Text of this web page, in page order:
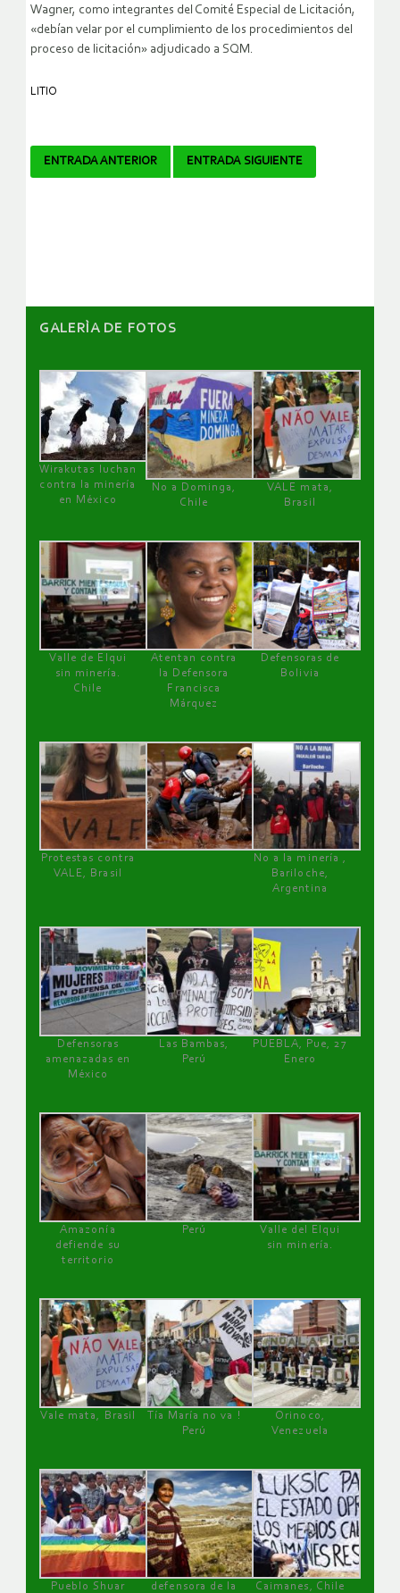
Wagner, como integrantes del Comité Especial de Licitación,
«debían velar por el cumplimiento de los procedimientos del
proceso de licitación» adjudicado a SQM.
LITIO
Navegador
ENTRADA ANTERIOR ENTRADA SIGUIENTE
GALERÌA DE FOTOS
Wirakutas luchan
contra la minería
en México
No a Dominga,
Chile
VALE mata,
Brasil
Valle de Elqui
sin minería.
Chile
Atentan contra
la Defensora
Francisca
Márquez
Defensoras de
Bolivia
Protestas contra
VALE, Brasil
No a la minería ,
Bariloche,
Argentina
Defensoras
amenazadas en
México
Las Bambas,
Perú
PUEBLA, Pue, 27
Enero
Amazonía
defiende su
territorio
Perú
Valle del Elqui
sin minería.
Vale mata, Brasil
Tía María no va !
Perú
Orinoco,
Venezuela
Pueblo Shuar defensora de la Caimanes, Chile